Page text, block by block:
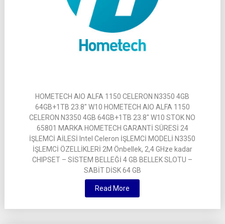
HOMETECH AIO ALFA 1150 CELERON N3350 4GB
64GB+1TB 23.8″ W10 HOMETECH AIO ALFA 1150
CELERON N3350 4GB 64GB+1TB 23.8″ W10 STOK NO
65801 MARKA HOMETECH GARANTİ SÜRESİ 24
İŞLEMCİ AİLESİ Intel Celeron İŞLEMCİ MODELİ N3350
İŞLEMCİ ÖZELLİKLERİ 2M Önbellek, 2,4 GHze kadar
CHIPSET – SİSTEM BELLEĞİ 4 GB BELLEK SLOTU –
SABİT DİSK 64 GB
Read More